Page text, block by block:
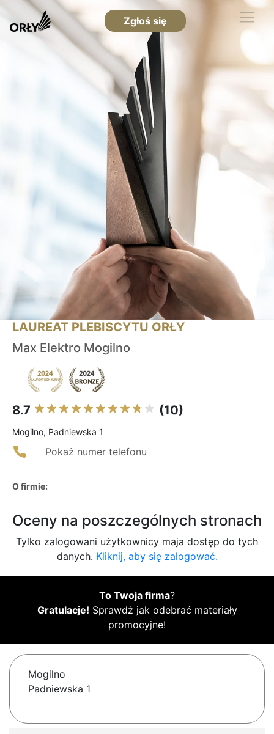
Zgłoś się
LAUREAT PLEBISCYTU ORŁY
Max Elektro Mogilno
8.7 (10)
Mogilno, Padniewska 1
Pokaż numer telefonu
O firmie:
Oceny na poszczególnych stronach
Tylko zalogowani użytkownicy maja dostęp do tych
danych. Kliknij, aby się zalogować.
To Twoja firma?
Gratulacje! Sprawdź jak odebrać materiały
promocyjne!
Mogilno
Padniewska 1